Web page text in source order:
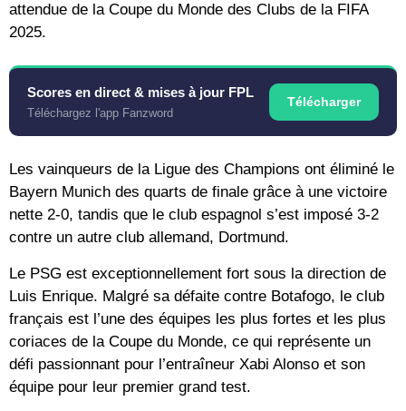
attendue de la Coupe du Monde des Clubs de la FIFA
2025.
Scores en direct & mises à jour FPL
Téléchargez l'app Fanzword
Télécharger
Les vainqueurs de la Ligue des Champions ont éliminé le
Bayern Munich des quarts de finale grâce à une victoire
nette 2-0, tandis que le club espagnol s’est imposé 3-2
contre un autre club allemand, Dortmund.
Le PSG est exceptionnellement fort sous la direction de
Luis Enrique. Malgré sa défaite contre Botafogo, le club
français est l’une des équipes les plus fortes et les plus
coriaces de la Coupe du Monde, ce qui représente un
défi passionnant pour l’entraîneur Xabi Alonso et son
équipe pour leur premier grand test.